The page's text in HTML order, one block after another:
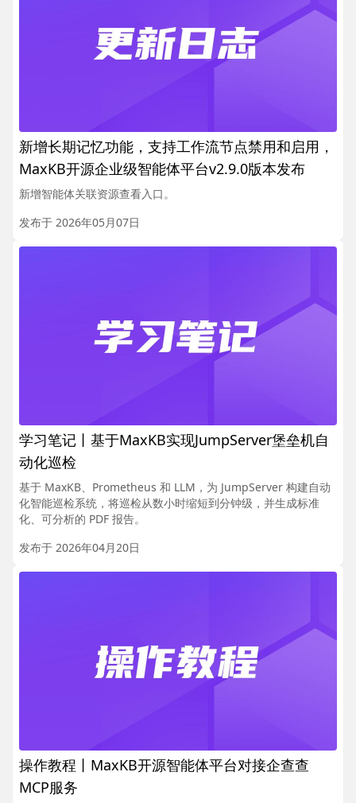
新增长期记忆功能，支持工作流节点禁用和启用，
MaxKB开源企业级智能体平台v2.9.0版本发布
新增智能体关联资源查看入口。
发布于 2026年05月07日
学习笔记丨基于MaxKB实现JumpServer堡垒机自
动化巡检
基于 MaxKB、Prometheus 和 LLM，为 JumpServer 构建自动
化智能巡检系统，将巡检从数小时缩短到分钟级，并生成标准
化、可分析的 PDF 报告。
发布于 2026年04月20日
操作教程丨MaxKB开源智能体平台对接企查查
MCP服务